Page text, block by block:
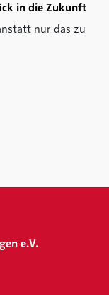
in die Zukunft
nur das zu
e.V.